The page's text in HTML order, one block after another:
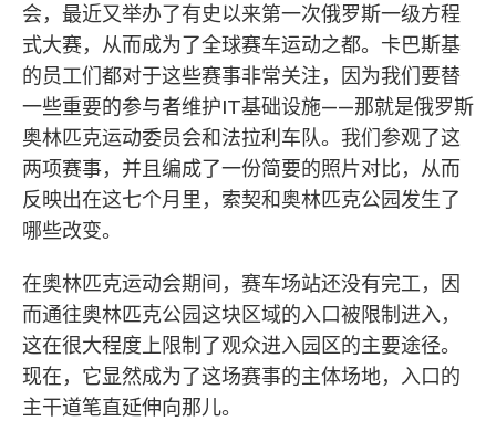
会，最近又举办了有史以来第一次俄罗斯一级方程
式大赛，从而成为了全球赛车运动之都。卡巴斯基
的员工们都对于这些赛事非常关注，因为我们要替
一些重要的参与者维护IT基础设施——那就是俄罗斯
奥林匹克运动委员会和法拉利车队。我们参观了这
两项赛事，并且编成了一份简要的照片对比，从而
反映出在这七个月里，索契和奥林匹克公园发生了
哪些改变。
在奥林匹克运动会期间，赛车场站还没有完工，因
而通往奥林匹克公园这块区域的入口被限制进入，
这在很大程度上限制了观众进入园区的主要途径。
现在，它显然成为了这场赛事的主体场地，入口的
主干道笔直延伸向那儿。